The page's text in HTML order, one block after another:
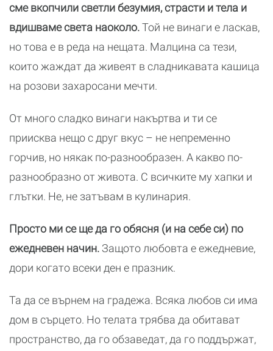
сме вкопчили светли безумия, страсти и тела и
вдишваме света наоколо.Той не винаги е ласкав,
но това е в реда на нещата. Малцина са тези,
които жаждат да живеят в сладникавата кашица
на розови захаросани мечти.
От много сладко винаги накъртва и ти се
приисква нещо с друг вкус – не непременно
горчив, но някак по-разнообразен. А какво по-
разнообразно от живота. С всичките му хапки и
глътки. Не, не затъвам в кулинария.
Просто ми се ще да го обясня (и на себе си) по
ежедневен начин. Защото любовта е ежедневие,
дори когато всеки ден е празник.
Та да се върнем на градежа. Всяка любов си има
дом в сърцето. Но телата трябва да обитават
пространство, да го обзаведат, да го поддържат,